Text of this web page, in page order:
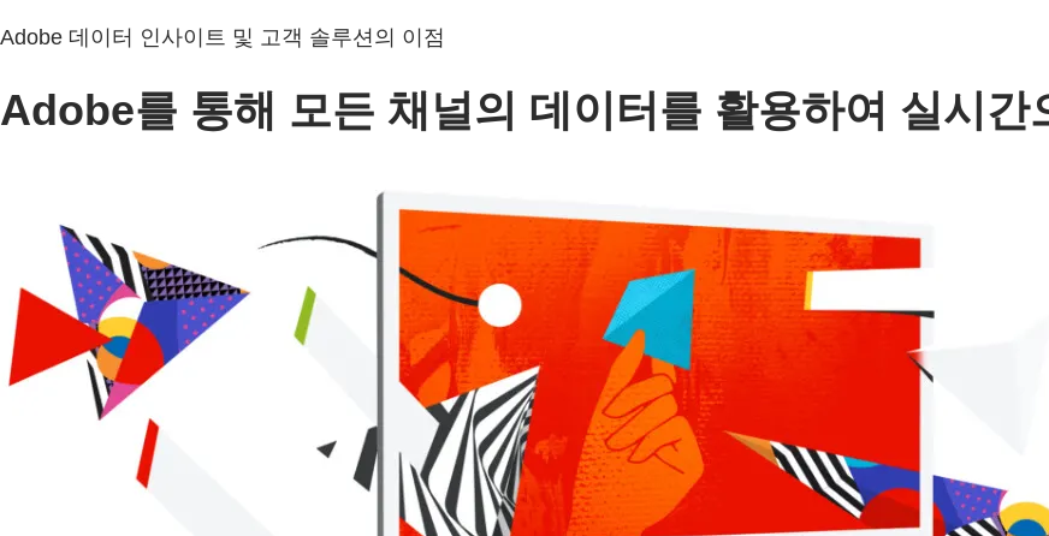
Adobe 데이터 인사이트 및 고객 솔루션의 이점
Adobe를 통해 모든 채널의 데이터를 활용하여 실시간